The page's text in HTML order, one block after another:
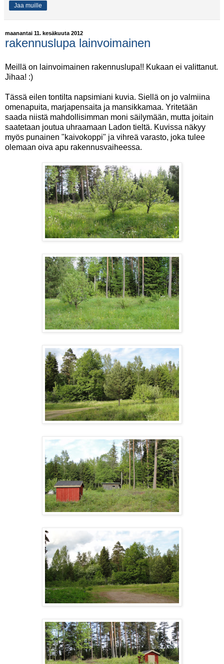
Jaa muille
maanantai 11. kesäkuuta 2012
rakennuslupa lainvoimainen
Meillä on lainvoimainen rakennuslupa!! Kukaan ei valittanut.
Jihaa! :)
Tässä eilen tontilta napsimiani kuvia. Siellä on jo valmiina
omenapuita, marjapensaita ja mansikkamaa. Yritetään
saada niistä mahdollisimman moni säilymään, mutta joitain
saatetaan joutua uhraamaan Ladon tieltä. Kuvissa näkyy
myös punainen "kaivokoppi" ja vihreä varasto, joka tulee
olemaan oiva apu rakennusvaiheessa.